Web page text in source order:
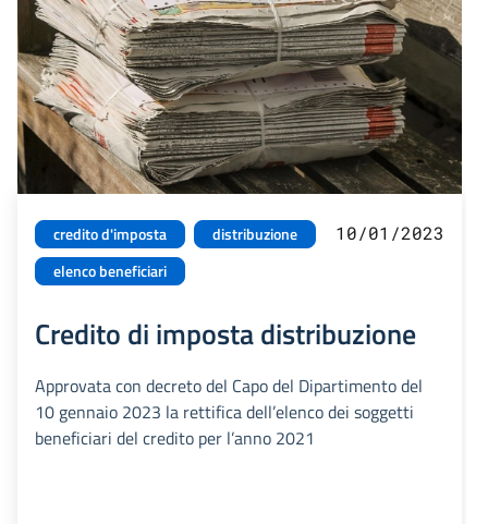
credito d'imposta
distribuzione
elenco beneficiari
10/01/2023
Credito di imposta distribuzione
Approvata con decreto del Capo del Dipartimento del
10 gennaio 2023 la rettifica dell’elenco dei soggetti
beneficiari del credito per l’anno 2021